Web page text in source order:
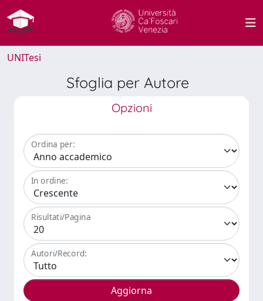
UNITesi
Sfoglia per Autore
Opzioni
Ordina per:
In ordine:
Risultati/Pagina
Autori/Record: